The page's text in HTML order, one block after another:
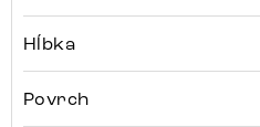
Hĺbka
Povrch